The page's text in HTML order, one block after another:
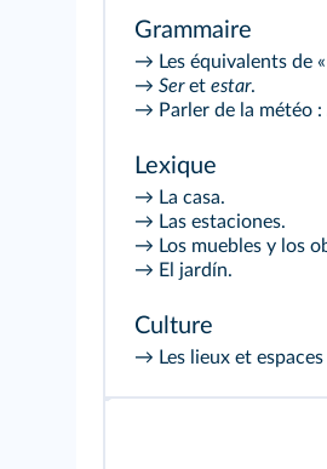
Grammaire
→ Les équivalents de «
→ Seret estar.
→ Parler de la météo :
Lexique
→ La casa.
→ Las estaciones.
→ Los muebles y los
→ El jardín.
Culture
→ Les lieux et